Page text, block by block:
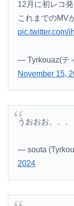
12月に初レコ
これまでのMV
pic.twitter.com/
— Tyrkouaz(テ
November 15,
うおおお、、、
— souta
2024